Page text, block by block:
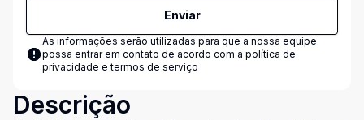
Enviar
As informações serão utilizadas para que a nossa equipe
possa entrar em contato de acordo com a política de
privacidade e termos de serviço
Descrição